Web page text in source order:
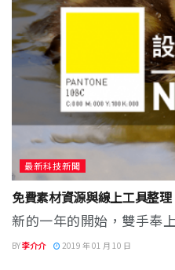
最新科技新聞
免費素材資源與線上工具整
新的一年的開始，雙手奉
BY李介介 2019 年 01 月 10 日